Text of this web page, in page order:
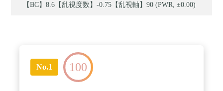
【BC】8.6【乱視度数】-0.75【乱視軸】90 (PWR, ±0.00)
No.1 100